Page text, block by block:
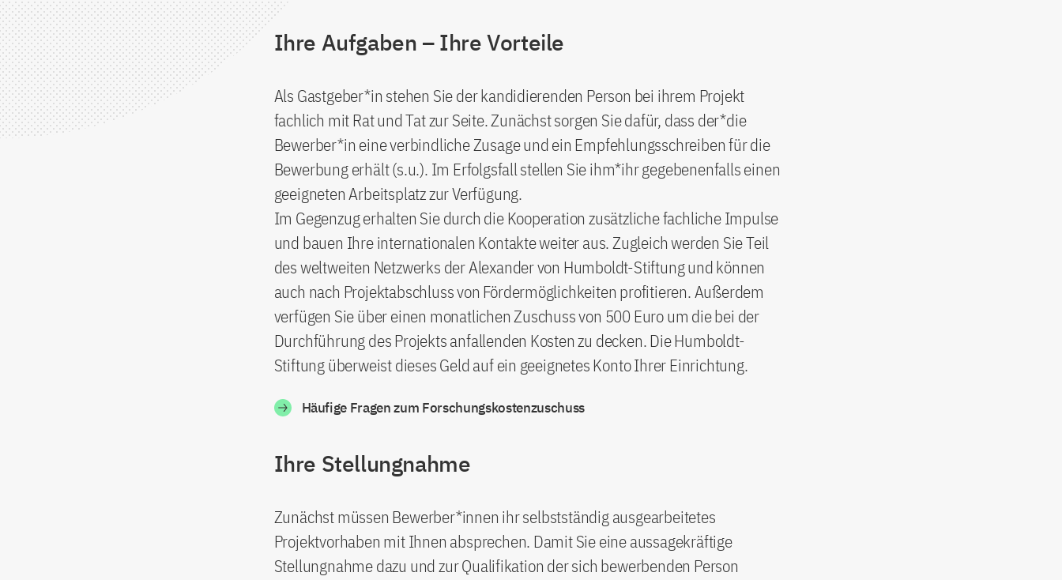
Ihre Aufgaben – Ihre Vorteile
Als Gastgeber*in stehen Sie der kandidierenden Person bei ihrem Projekt
fachlich mit Rat und Tat zur Seite. Zunächst sorgen Sie dafür, dass der*die
Bewerber*in eine verbindliche Zusage und ein Empfehlungsschreiben für die
Bewerbung erhält (s.u.). Im Erfolgsfall stellen Sie ihm*ihr gegebenenfalls einen
geeigneten Arbeitsplatz zur Verfügung.
Im Gegenzug erhalten Sie durch die Kooperation zusätzliche fachliche Impulse
und bauen Ihre internationalen Kontakte weiter aus. Zugleich werden Sie Teil
des weltweiten Netzwerks der Alexander von Humboldt-Stiftung und können
auch nach Projektabschluss von Fördermöglichkeiten profitieren. Außerdem
verfügen Sie über einen monatlichen Zuschuss von 500 Euro um die bei der
Durchführung des Projekts anfallenden Kosten zu decken. Die Humboldt-
Stiftung überweist dieses Geld auf ein geeignetes Konto Ihrer Einrichtung.
Häufige Fragen zum Forschungskostenzuschuss
Ihre Stellungnahme
Zunächst müssen Bewerber*innen ihr selbstständig ausgearbeitetes
Projektvorhaben mit Ihnen absprechen. Damit Sie eine aussagekräftige
Stellungnahme dazu und zur Qualifikation der sich bewerbenden Person